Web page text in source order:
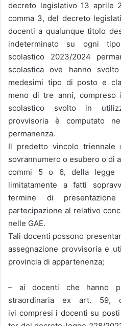
decreto legislativo 13 aprile
comma 3, del decreto
docenti a qualunque titolo
indeterminato su ogni
scolastico 2023/2024
scolastica ove hanno
medesimi tipo di posto e
meno di tre anni, compreso
scolastico svolto in
provvisoria è computato
permanenza.
Il predetto vincolo
sovrannumero o esubero o di
commi 5 o 6, della legge
limitatamente a fatti
termine di
partecipazione al relativo
nelle GAE.
Tali docenti possono
assegnazione provvisoria e
provincia di appartenenza;
– ai docenti che hanno
straordinaria ex art. 59,
ivi compresi i docenti su